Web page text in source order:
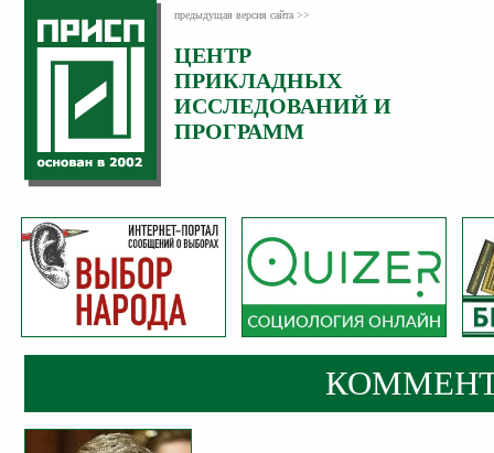
предыдущая версия сайта >>
ЦЕНТР
ПРИКЛАДНЫХ
ИССЛЕДОВАНИЙ И
ПРОГРАММ
Категория:
Комментарии